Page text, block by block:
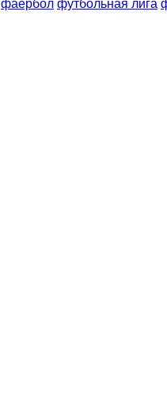
фаербол футбольная лига